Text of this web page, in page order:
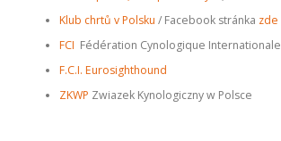
Klub chrtů v Polsku / Facebook stránka zde
FCI Fédération Cynologique Internationale
F.C.I. Eurosighthound
ZKWP Zwiazek Kynologiczny w Polsce